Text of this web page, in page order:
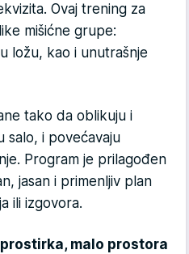
Ovaj trening za
mišićne grupe:
ložu, kao i unutrašnje
tako da oblikuju i
salo, i povećavaju
Program je prilagođen
jasan i primenljiv plan
ili izgovora.
malo prostora